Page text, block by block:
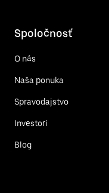
Spoločnosť
O nás
Naša ponuka
Spravodajstvo
Investori
Blog